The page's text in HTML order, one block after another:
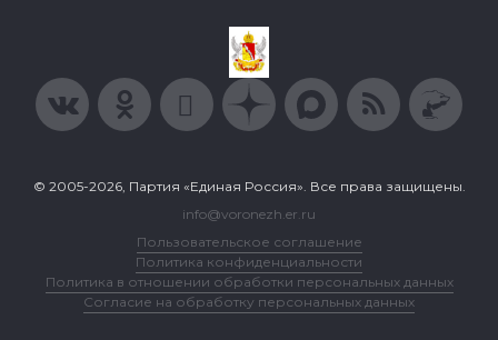
© 2005-2026, Партия «Единая Россия». Все права защищены.
info@voronezh.er.ru
Пользовательское соглашение
Политика конфиденциальности
Политика в отношении обработки персональных данных
Согласие на обработку персональных данных